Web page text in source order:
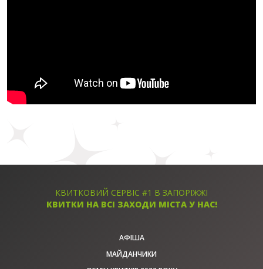
КВИТКОВИЙ СЕРВІС #1 В ЗАПОРІЖЖІ
КВИТКИ НА ВСІ ЗАХОДИ МІСТА У НАС!
АФІША
МАЙДАНЧИКИ